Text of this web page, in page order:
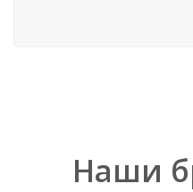
Наши